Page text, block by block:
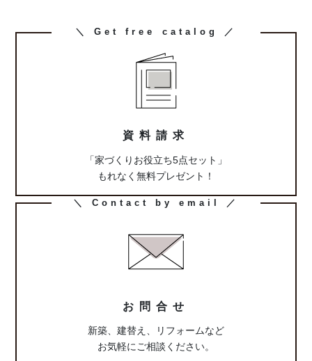
カ
＼ Get free catalog ／
資料請求
「家づくりお役立ち5点セット」
もれなく無料プレゼント！
カ
＼ Contact by email ／
お問合せ
新築、建替え、リフォームなど
お気軽にご相談ください。